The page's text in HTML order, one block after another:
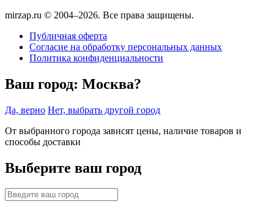
mirzap.ru © 2004–2026. Все права защищены.
Публичная оферта
Согласие на обработку персональных данных
Политика конфиденциальности
Ваш город: Москва?
Да, верно Нет, выбрать другой город
От выбранного города зависят цены, наличие товаров и
способы доставки
Выберите ваш город